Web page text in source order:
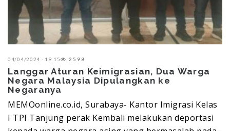
04/04/2024 - 19:15 2598
Langgar Aturan Keimigrasian, Dua Warga
Negara Malaysia Dipulangkan ke
Negaranya
MEMOonline.co.id, Surabaya- Kantor Imigrasi Kelas
I TPI Tanjung perak Kembali melakukan deportasi